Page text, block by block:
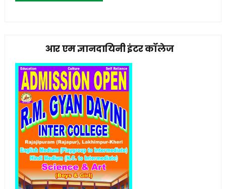
आर एम ज्ञानदायिनी इंटर कॉलेज